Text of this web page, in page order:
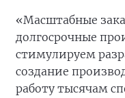
«Масштабные
долгосрочные
стимулируем
создание
работу тысячам